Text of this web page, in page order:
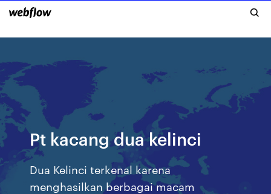
Pt kacang dua kelinci
Dua Kelinci terkenal karena
menghasilkan berbagai macam